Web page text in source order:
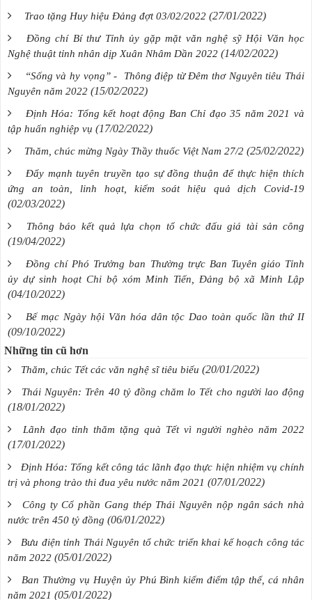
Trao tặng Huy hiệu Đảng đợt 03/02/2022 (27/01/2022)
Đồng chí Bí thư Tỉnh ủy gặp mặt văn nghệ sỹ Hội Văn học
Nghệ thuật tỉnh nhân dịp Xuân Nhâm Dần 2022 (14/02/2022)
“Sống và hy vọng” - Thông điệp từ Đêm thơ Nguyên tiêu Thái
Nguyên năm 2022 (15/02/2022)
Định Hóa: Tổng kết hoạt động Ban Chỉ đạo 35 năm 2021 và
tập huấn nghiệp vụ (17/02/2022)
Thăm, chúc mừng Ngày Thầy thuốc Việt Nam 27/2 (25/02/2022)
Đẩy mạnh tuyên truyền tạo sự đồng thuận để thực hiện thích
ứng an toàn, linh hoạt, kiểm soát hiệu quả dịch Covid-19
(02/03/2022)
Thông báo kết quả lựa chọn tổ chức đấu giá tài sản công
(19/04/2022)
Đồng chí Phó Trưởng ban Thường trực Ban Tuyên giáo Tỉnh
ủy dự sinh hoạt Chi bộ xóm Minh Tiến, Đảng bộ xã Minh Lập
(04/10/2022)
Bế mạc Ngày hội Văn hóa dân tộc Dao toàn quốc lần thứ II
(09/10/2022)
Những tin cũ hơn
Thăm, chúc Tết các văn nghệ sĩ tiêu biểu (20/01/2022)
Thái Nguyên: Trên 40 tỷ đồng chăm lo Tết cho người lao động
(18/01/2022)
Lãnh đạo tỉnh thăm tặng quà Tết vì người nghèo năm 2022
(17/01/2022)
Định Hóa: Tổng kết công tác lãnh đạo thực hiện nhiệm vụ chính
trị và phong trào thi đua yêu nước năm 2021 (07/01/2022)
Công ty Cổ phần Gang thép Thái Nguyên nộp ngân sách nhà
nước trên 450 tỷ đồng (06/01/2022)
Bưu điện tỉnh Thái Nguyên tổ chức triển khai kế hoạch công tác
năm 2022 (05/01/2022)
Ban Thường vụ Huyện ủy Phú Bình kiểm điểm tập thể, cá nhân
năm 2021 (05/01/2022)